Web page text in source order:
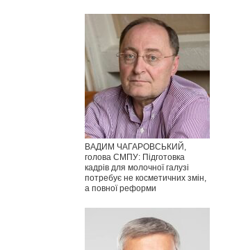
ВАДИМ ЧАГАРОВСЬКИЙ,
голова СМПУ: Підготовка
кадрів для молочної галузі
потребує не косметичних змін,
а повної реформи